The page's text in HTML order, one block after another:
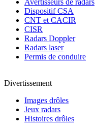
Avertisseurs de radars
Dispositif CSA
CNT et CACIR
CISR
Radars Doppler
Radars laser
Permis de conduire
Divertissement
Images drôles
Jeux radars
Histoires drôles